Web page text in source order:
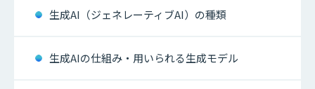
生成AI（ジェネレーティブAI）の種類
生成AIの仕組み・用いられる生成モデル